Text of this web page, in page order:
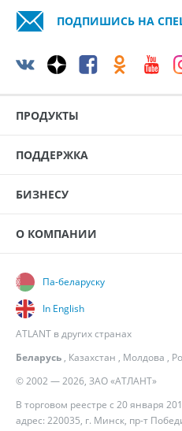
ПОДПИШИСЬ НА
ПРОДУКТЫ
ПОДДЕРЖКА
БИЗНЕСУ
О КОМПАНИИ
© 2002 — 2026, ЗАО «АТЛАНТ»
В торговом реестре с 20 января
адрес: 220035, г. Минск, пр-т
Па-беларуску
In English
ATLANT в других странах
Беларусь , Казахстан , Молдова ,